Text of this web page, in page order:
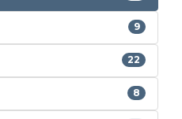
9
22
8